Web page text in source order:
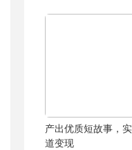
产出优质短故事，
道变现